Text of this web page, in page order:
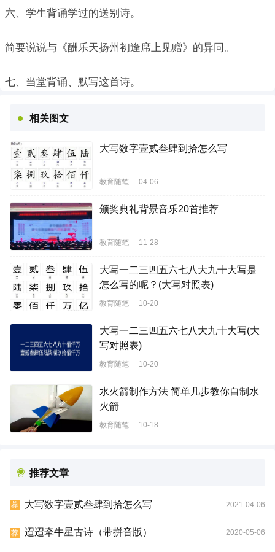
六、学生背诵学过的送别诗。
简要说说与《酬乐天扬州初逢席上见赠》的异同。
七、当堂背诵、默写这首诗。
相关图文
大写数字壹贰叁肆到拾怎么写
教育随笔 04-06
颁奖典礼背景音乐20首推荐
教育随笔 11-28
大写一二三四五六七八大九十大写是
怎么写的呢？(大写对照表)
教育随笔 10-20
大写一二三四五六七八大九十大写(大
写对照表)
教育随笔 10-20
水火箭制作方法 简单几步教你自制水
火箭
教育随笔 10-18
推荐文章
荐 大写数字壹贰叁肆到拾怎么写 2021-04-06
荐 迢迢牵牛星古诗（带拼音版） 2020-05-06